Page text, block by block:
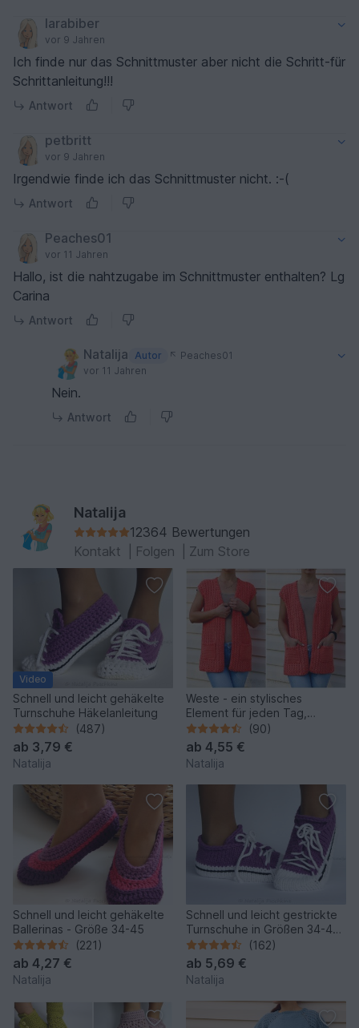
larabiber
vor 9 Jahren
Ich finde nur das Schnittmuster aber nicht die Schritt-für
Schrittanleitung!!!
Antwort
petbritt
vor 9 Jahren
Irgendwie finde ich das Schnittmuster nicht. :-(
Antwort
Peaches01
vor 11 Jahren
Hallo, ist die nahtzugabe im Schnittmuster enthalten? Lg
Carina
Antwort
Natalija Autor
Peaches01
vor 11 Jahren
Nein.
Antwort
Natalija
12364 Bewertungen
Kontakt
Folgen Zum Store
Video
Schnell und leicht gehäkelte
Turnschuhe Häkelanleitung
(487)
ab 3,79 €
Natalija
Weste - ein stylisches
Element für jeden Tag,
Häkelanleitung mit
Häkelschrift in Gr. 32 bis 52+
(90)
ab 4,55 €
Natalija
Schnell und leicht gehäkelte
Ballerinas - Größe 34-45
(221)
ab 4,27 €
Natalija
Schnell und leicht gestrickte
Turnschuhe in Größen 34-45,
Strickanleitung für 2 Designs
(162)
ab 5,69 €
Natalija